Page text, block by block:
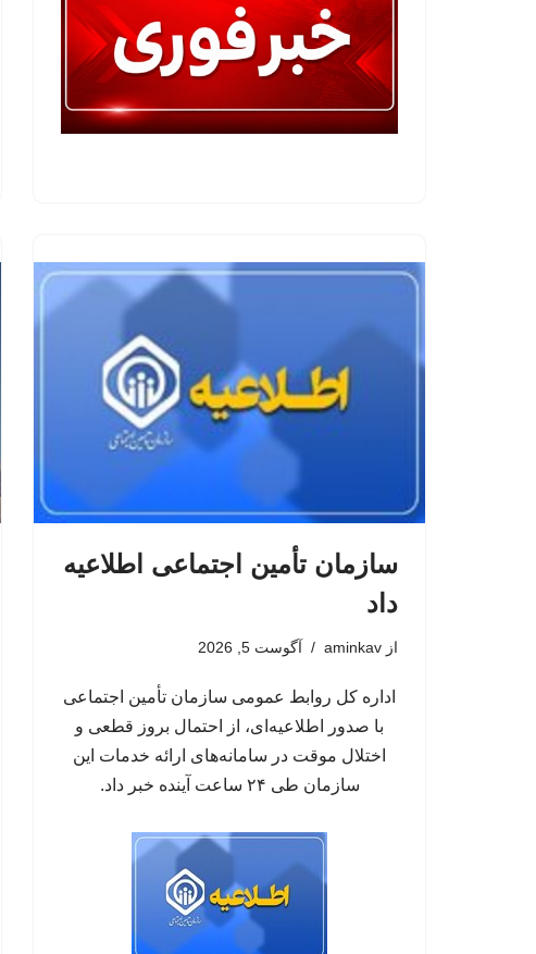
سازمان تأمین اجتماعی اطلاعیه
داد
از aminkav آگوست 5, 2026
اداره کل روابط عمومی سازمان تأمین اجتماعی
با صدور اطلاعیه‌ای، از احتمال بروز قطعی و
اختلال موقت در سامانه‌های ارائه خدمات این
سازمان طی ۲۴ ساعت آینده خبر داد.